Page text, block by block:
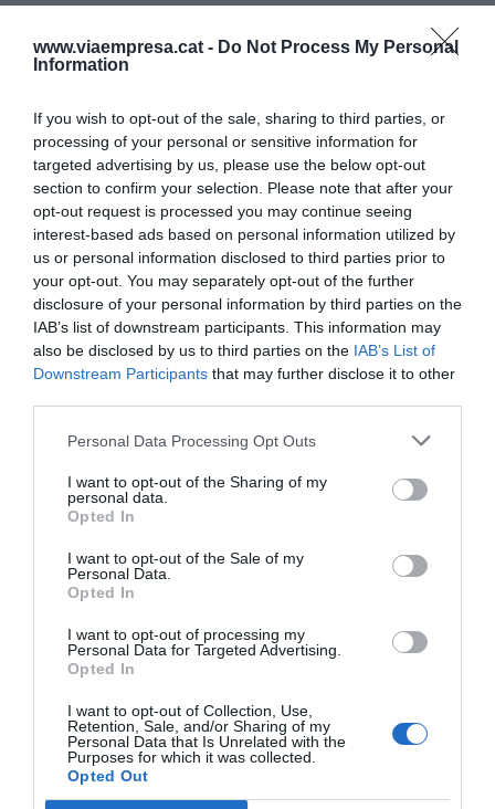
www.viaempresa.cat - Do Not Process My Personal
Information
If you wish to opt-out of the sale, sharing to third parties, or
processing of your personal or sensitive information for
targeted advertising by us, please use the below opt-out
section to confirm your selection. Please note that after your
opt-out request is processed you may continue seeing
interest-based ads based on personal information utilized by
us or personal information disclosed to third parties prior to
your opt-out. You may separately opt-out of the further
disclosure of your personal information by third parties on the
IAB’s list of downstream participants. This information may
also be disclosed by us to third parties on the IAB’s List of
Downstream Participants that may further disclose it to other
Personal Data Processing Opt Outs
I want to opt-out of the Sharing of my
personal data.
Opted In
I want to opt-out of the Sale of my
Personal Data.
Opted In
I want to opt-out of processing my
Personal Data for Targeted Advertising.
Opted In
I want to opt-out of Collection, Use,
Retention, Sale, and/or Sharing of my
Personal Data that Is Unrelated with the
Purposes for which it was collected.
Opted Out
repartir dividendos. Además, se establece una
facturación máxima de 5 MEUR. La nueva ley
facilita además los trámites de registro de una
compañía y elimina el requisito inicial de 3.000
euros para constituir un SRL.
Añadir VIA Empresacomo fuente preferida
de Google de forma gratuita
Mantente informado con las últimas noticias de
actualidad
ACTIVAR AHORA
RELACIONADAS
Colvin es la mejor